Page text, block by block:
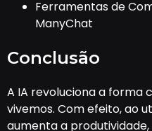
Ferramentas de
ManyChat
Conclusão
A IA revoluciona a forma
vivemos. Com efeito, ao
aumenta a